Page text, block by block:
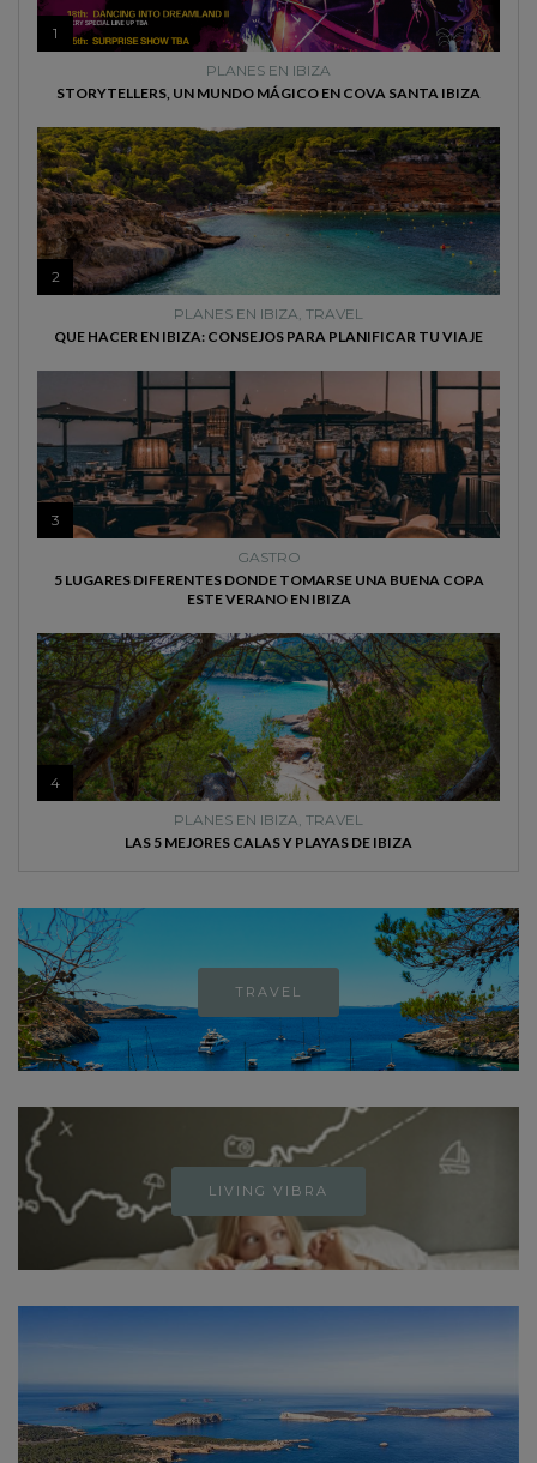
1
PLANES EN IBIZA
STORYTELLERS, UN MUNDO MÁGICO EN COVA SANTA IBIZA
2
PLANES EN IBIZA, TRAVEL
QUE HACER EN IBIZA: CONSEJOS PARA PLANIFICAR TU VIAJE
3
GASTRO
5 LUGARES DIFERENTES DONDE TOMARSE UNA BUENA COPA
ESTE VERANO EN IBIZA
4
PLANES EN IBIZA, TRAVEL
LAS 5 MEJORES CALAS Y PLAYAS DE IBIZA
TRAVEL
LIVING VIBRA